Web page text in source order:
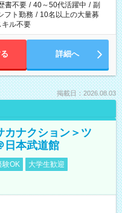
書不要 / 40～50代活躍中 / 副
フト勤務 / 10名以上の大量募
キル不要
詳細へ
掲載日：2026.08.03
カナクション＞ツ
日本武道館
験OK
大学生歓迎